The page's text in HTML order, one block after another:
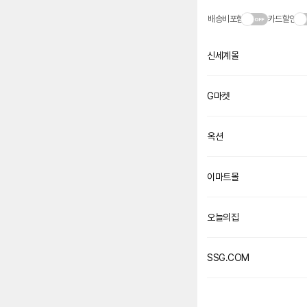
배송비포함 카드할인
신세계몰
G마켓
옥션
이마트몰
오늘의집
SSG.COM